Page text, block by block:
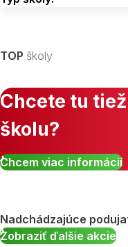
Zobraziť všetky študijné
TOP školy
Chcete tu
školu?
Chcem viac informácií
Nadchádzajúce
Zobraziť ďalšie akcie